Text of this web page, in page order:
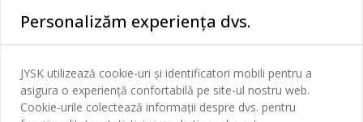
Birou
Contact Relații Clienți
Magazine și program
JYSK
Personalizăm experiența dvs.
JYSK utilizează cookie-uri și identificatori mobili pentru a
asigura o experiență confortabilă pe site-ul nostru web.
Cookie-urile colectează informații despre dvs. pentru